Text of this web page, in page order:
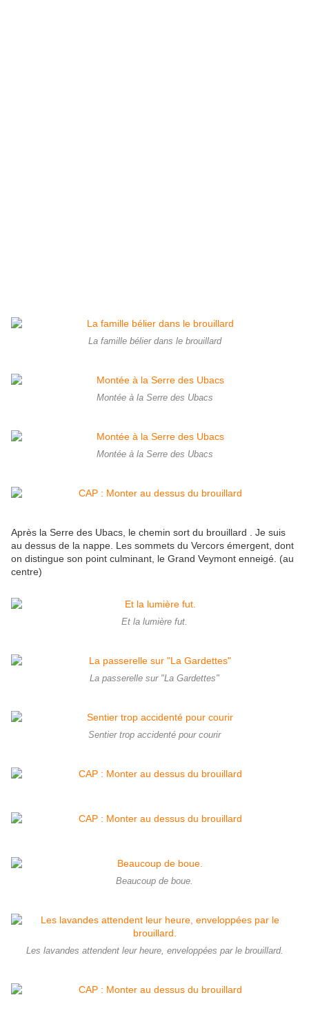
La famille bélier dans le brouillard
Montée à la Serre des Ubacs
Montée à la Serre des Ubacs
Après la Serre des Ubacs, le chemin sort du brouillard . Je suis
au dessus de la nappe. Les sommets du Vercors émergent, dont
on distingue son point culminant, le Grand Veymont enneigé. (au
centre)
Et la lumière fut.
La passerelle sur "La Gardettes"
Sentier trop accidenté pour courir
Beaucoup de boue.
Les lavandes attendent leur heure, enveloppées par le brouillard.